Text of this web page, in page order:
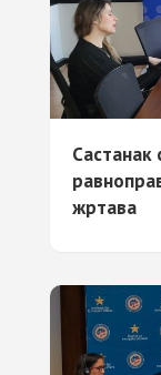
Састанак
жртава